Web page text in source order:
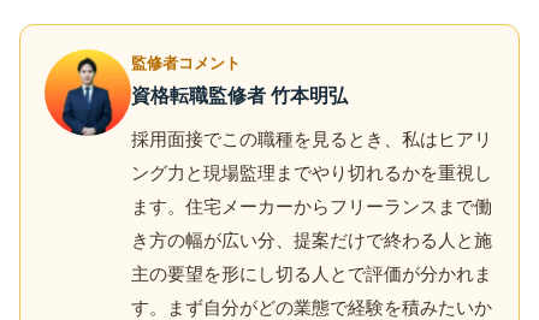
監修者コメント
資格転職監修者 竹本明弘
採用面接でこの職種を見るとき、私はヒアリ
ング力と現場監理までやり切れるかを重視し
ます。住宅メーカーからフリーランスまで働
き方の幅が広い分、提案だけで終わる人と施
主の要望を形にし切る人とで評価が分かれま
す。まず自分がどの業態で経験を積みたいか